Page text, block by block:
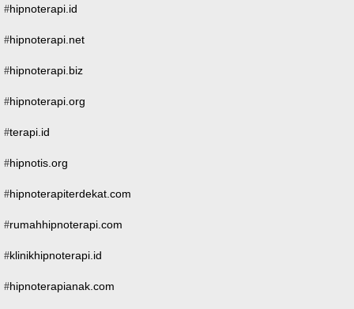
#hipnoterapi.id
#hipnoterapi.net
#hipnoterapi.biz
#hipnoterapi.org
#terapi.id
#hipnotis.org
#hipnoterapiterdekat.com
#rumahhipnoterapi.com
#klinikhipnoterapi.id
#hipnoterapianak.com